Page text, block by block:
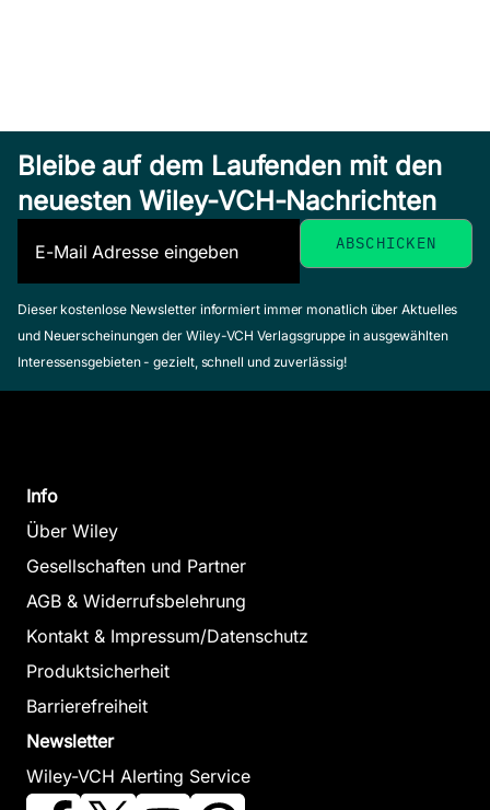
Bleibe auf dem Laufenden mit den
neuesten Wiley-VCH-Nachrichten
Dieser kostenlose Newsletter informiert immer monatlich über Aktuelles
und Neuerscheinungen der Wiley-VCH Verlagsgruppe in ausgewählten
Interessensgebieten - gezielt, schnell und zuverlässig!
Info
Über Wiley
Gesellschaften und Partner
AGB & Widerrufsbelehrung
Kontakt & Impressum/Datenschutz
Produktsicherheit
Barrierefreiheit
Newsletter
Wiley-VCH Alerting Service